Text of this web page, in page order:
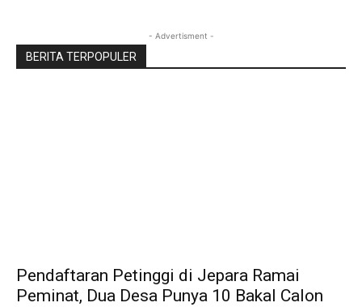
- Advertisment -
BERITA TERPOPULER
Pendaftaran Petinggi di Jepara Ramai
Peminat, Dua Desa Punya 10 Bakal Calon